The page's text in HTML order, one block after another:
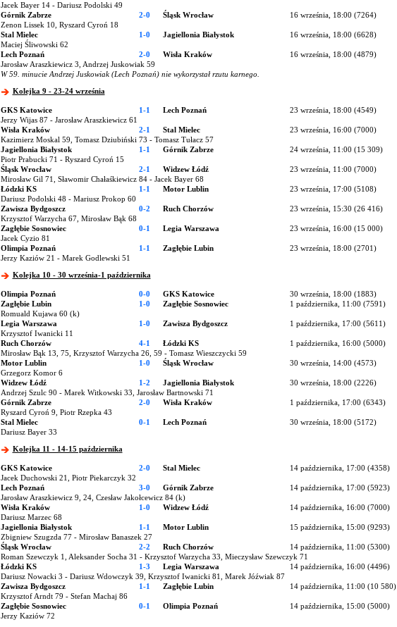
Jacek Bayer 14 - Dariusz Podolski 49
Górnik Zabrze
2-0 Śląsk Wrocław
16 września, 18:00 (7264)
Zenon Lissek 10, Ryszard Cyroń 18
Stal Mielec
1-0 Jagiellonia Białystok
16 września, 18:00 (6628)
Maciej Śliwowski 62
Lech Poznań
2-0 Wisła Kraków
16 września, 18:00 (4879)
Jarosław Araszkiewicz 3, Andrzej Juskowiak 59
W 59. minucie Andrzej Juskowiak (Lech Poznań) nie wykorzystał rzutu karnego.
Kolejka 9 - 23-24 września
GKS Katowice 1-1 Lech Poznań
23 września, 18:00 (4549)
Jerzy Wijas 87 - Jarosław Araszkiewicz 61
Wisła Kraków
2-1 Stal Mielec
23 września, 16:00 (7000)
Kazimierz Moskal 59, Tomasz Dziubiński 73 - Tomasz Tułacz 57
Jagiellonia Białystok
1-1 Górnik Zabrze 24 września, 11:00 (15 309)
Piotr Prabucki 71 - Ryszard Cyroń 15
Śląsk Wrocław
2-1 Widzew Łódź
23 września, 11:00 (7000)
Mirosław Gil 71, Sławomir Chałaśkiewicz 84 - Jacek Bayer 68
Łódzki KS
1-1 Motor Lublin
23 września, 17:00 (5108)
Dariusz Podolski 48 - Mariusz Prokop 60
Zawisza Bydgoszcz
0-2 Ruch Chorzów 23 września, 15:30 (26 416)
Krzysztof Warzycha 67, Mirosław Bąk 68
Zagłębie Sosnowiec
0-1 Legia Warszawa 23 września, 16:00 (15 000)
Jacek Cyzio 81
Olimpia Poznań
1-1 Zagłębie Lubin
23 września, 18:00 (2701)
Jerzy Kaziów 21 - Marek Godlewski 51
Kolejka 10 - 30 września-1 października
Olimpia Poznań 0-0 GKS Katowice
30 września, 18:00 (1883)
Zagłębie Lubin
1-0 Zagłębie Sosnowiec
1 października, 11:00 (7591)
Romuald Kujawa 60 (k)
Legia Warszawa
1-0 Zawisza Bydgoszcz
1 października, 17:00 (5611)
Krzysztof Iwanicki 11
Ruch Chorzów
4-1 Łódzki KS
1 października, 16:00 (5000)
Mirosław Bąk 13, 75, Krzysztof Warzycha 26, 59 - Tomasz Wieszczycki 59
Motor Lublin
1-0 Śląsk Wrocław
30 września, 14:00 (4573)
Grzegorz Komor 6
Widzew Łódź
1-2 Jagiellonia Białystok
30 września, 18:00 (2226)
Andrzej Szulc 90 - Marek Witkowski 33, Jarosław Bartnowski 71
Górnik Zabrze
2-0 Wisła Kraków
1 października, 17:00 (6343)
Ryszard Cyroń 9, Piotr Rzepka 43
Stal Mielec
0-1 Lech Poznań
30 września, 18:00 (5172)
Dariusz Bayer 33
Kolejka 11 - 14-15 października
GKS Katowice 2-0 Stal Mielec
14 października, 17:00 (4358)
Jacek Duchowski 21, Piotr Piekarczyk 32
Lech Poznań
3-0 Górnik Zabrze
14 października, 17:00 (5923)
Jarosław Araszkiewicz 9, 24, Czesław Jakołcewicz 84 (k)
Wisła Kraków
1-0 Widzew Łódź
14 października, 16:00 (7000)
Dariusz Marzec 68
Jagiellonia Białystok
1-1 Motor Lublin
15 października, 15:00 (9293)
Zbigniew Szugzda 77 - Mirosław Banaszek 27
Śląsk Wrocław
2-2 Ruch Chorzów
14 października, 11:00 (5300)
Roman Szewczyk 1, Aleksander Socha 31 - Krzysztof Warzycha 33, Mieczysław Szewczyk 71
Łódzki KS
1-3 Legia Warszawa
14 października, 16:00 (4496)
Dariusz Nowacki 3 - Dariusz Wdowczyk 39, Krzysztof Iwanicki 81, Marek Jóźwiak 87
Zawisza Bydgoszcz
1-1 Zagłębie Lubin 14 października, 11:00 (10 580)
Krzysztof Arndt 79 - Stefan Machaj 86
Zagłębie Sosnowiec
0-1 Olimpia Poznań
14 października, 15:00 (5000)
Jerzy Kaziów 72